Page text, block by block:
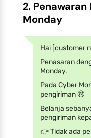
2.
Monday
Hai [customer
Penasaran
Monday.
Pada Cyber
pengiriman 🤑
Belanja
pengiriman
👉 Tidak ada